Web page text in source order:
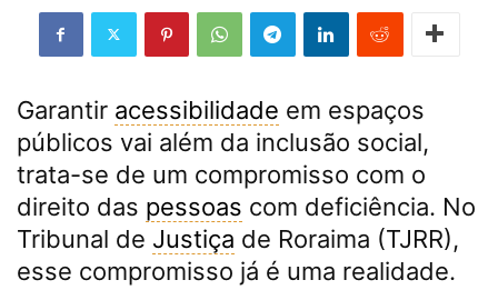
Garantir acessibilidade em espaços
públicos vai além da inclusão social,
trata-se de um compromisso com o
direito das pessoas com deficiência. No
Tribunal de Justiça de Roraima (TJRR),
esse compromisso já é uma realidade.